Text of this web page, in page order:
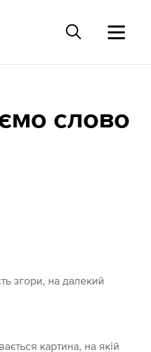
згори, на далекий
картина, на якій
слово